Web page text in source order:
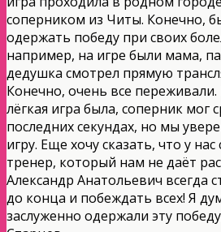
соперником из Читы. Конечно,
одержать победу при своих
например, на игре были мама,
дедушка смотрел прямую
Конечно, очень все переживали.
лёгкая игра была, соперник мог
последних секундах, но мы
игру. Еще хочу сказать, что у
тренер, который нам не даёт
Александр Анатольевич всегда
до конца и побеждать всех! Я
заслуженно одержали эту